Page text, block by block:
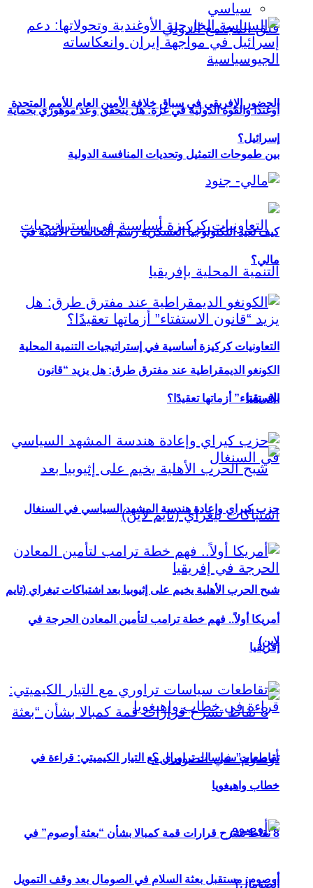
الحضور الإفريقي في سباق خلافة الأمين العام للأمم المتحدة
بين طموحات التمثيل وتحديات المنافسة الدولية
التعاونيات كركيزة أساسية في إستراتيجيات التنمية المحلية
بإفريقيا
شبح الحرب الأهلية يخيم على إثيوبيا بعد اشتباكات تيغراي (تايم
لاين)
8 نقاط تشرح قرارات قمة كمبالا بشأن “بعثة أوصوم” في
الصومال؟
سياسي
أوغندا والقوة الدولية في غزة: هل يتحقق وعد موهوزي بحماية
إسرائيل؟
كيف تعيد التكنولوجيا العسكرية رسم التحالفات الأمنية في
مالي؟
الكونغو الديمقراطية عند مفترق طرق: هل يزيد “قانون
الاستفتاء” أزماتها تعقيدًا؟
حزب كيراي وإعادة هندسة المشهد السياسي في السنغال
أمريكا أولاً.. فهم خطة ترامب لتأمين المعادن الحرجة في
إفريقيا
تقاطعات سياسات تراوري مع التيار الكيميتي: قراءة في
خطاب واهيغويا
أوصوم: مستقبل بعثة السلام في الصومال بعد وقف التمويل